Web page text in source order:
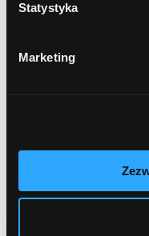
Statystyka
Marketing
SZAMPON i
HIGIENA
Balsamy do